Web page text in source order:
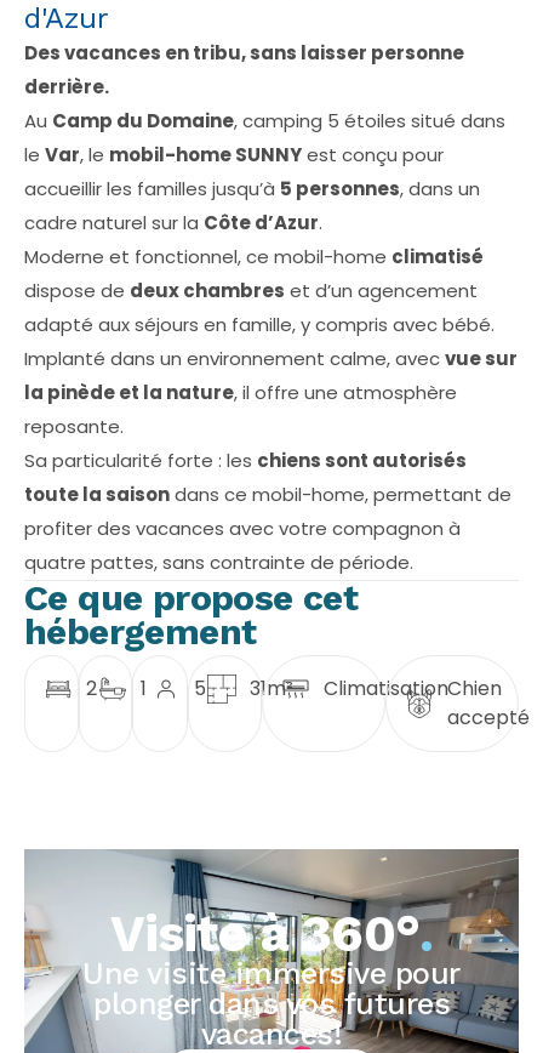
d'Azur
Des vacances en tribu, sans laisser personne
derrière.
Au Camp du Domaine, camping 5 étoiles situé dans
le Var, le mobil-home SUNNYest conçu pour
accueillir les familles jusqu’à 5 personnes, dans un
cadre naturel sur la Côte d’Azur.
Moderne et fonctionnel, ce mobil-home climatisé
dispose de deux chambres et d’un agencement
adapté aux séjours en famille, y compris avec bébé.
Implanté dans un environnement calme, avecvue sur
la pinède et la nature, il offre une atmosphère
reposante.
Sa particularité forte : les chiens sont autorisés
toute la saisondans ce mobil-home, permettant de
profiter des vacances avec votre compagnon à
quatre pattes, sans contrainte de période.
Ce que propose cet
hébergement
2 1 5 31m² ClimatisationChien
accepté
Visite à 360°.
Une visite immersive pour
plonger dans vos futures
vacances!